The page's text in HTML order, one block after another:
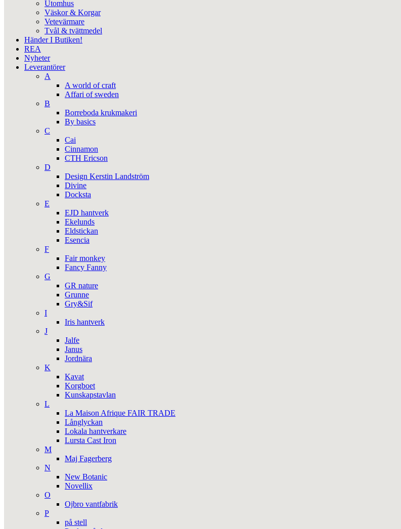
Utomhus
Väskor & Korgar
Vetevärmare
Tvål & tvättmedel
Händer I Butiken!
REA
Nyheter
Leverantörer
A
A world of craft
Affari of sweden
B
Borreboda krukmakeri
By basics
C
Cai
Cinnamon
CTH Ericson
D
Design Kerstin Landström
Divine
Docksta
E
EJD hantverk
Ekelunds
Eldstickan
Esencia
F
Fair monkey
Fancy Fanny
G
GR nature
Grunne
Gry&Sif
I
Iris hantverk
J
Jalfe
Janus
Jordnära
K
Kavat
Korgboet
Kunskapstavlan
L
La Maison Afrique FAIR TRADE
Långlyckan
Lokala hantverkare
Lursta Cast Iron
M
Maj Fagerberg
N
New Botanic
Novellix
O
Ojbro vantfabrik
P
på stell